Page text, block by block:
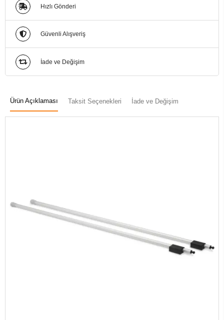
Hızlı Gönderi
Güvenli Alışveriş
İade ve Değişim
Ürün Açıklaması Taksit Seçenekleri İade ve Değişim